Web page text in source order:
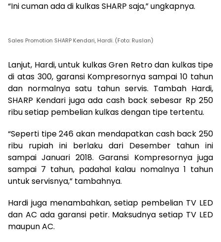
“Ini cuman ada di kulkas SHARP saja,” ungkapnya.
Sales Promotion SHARP Kendari, Hardi. (Foto: Ruslan)
Lanjut, Hardi, untuk kulkas Gren Retro dan kulkas tipe
di atas 300, garansi Kompresornya sampai 10 tahun
dan normalnya satu tahun servis. Tambah Hardi,
SHARP Kendari juga ada cash back sebesar Rp 250
ribu setiap pembelian kulkas dengan tipe tertentu.
“Seperti tipe 246 akan mendapatkan cash back 250
ribu rupiah ini berlaku dari Desember tahun ini
sampai Januari 2018. Garansi Kompresornya juga
sampai 7 tahun, padahal kalau nomalnya 1 tahun
untuk servisnya,” tambahnya.
Hardi juga menambahkan, setiap pembelian TV LED
dan AC ada garansi petir. Maksudnya setiap TV LED
maupun AC.